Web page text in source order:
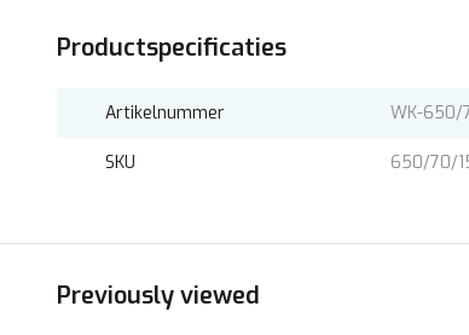
Productspecificaties
Artikelnummer WK-650/
SKU 650/70/
Previously viewed